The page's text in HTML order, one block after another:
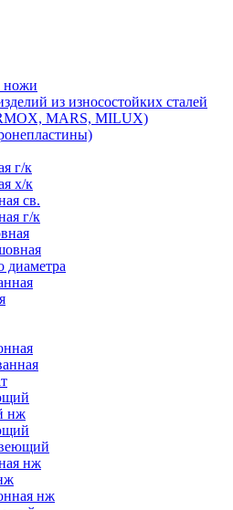
ножи
из износостойких сталей
MARS, MILUX)
г/к
х/к
св.
г/к
диаметра
нж
нж
нж